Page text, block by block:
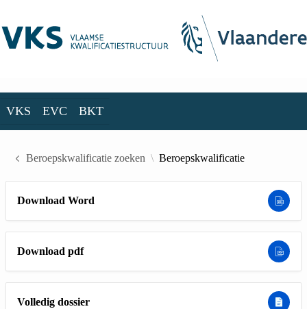
VKS EVC BKT
Beroepskwalificatie zoeken Beroepskwalificatie
Download Word
Download pdf
Volledig dossier